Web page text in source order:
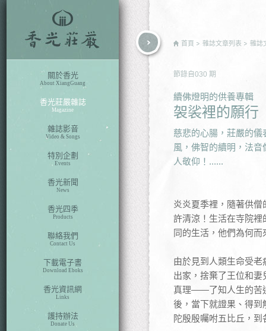
關於香光
About XiangGuang
香光莊嚴雜誌
Magazine
雜誌影音
Video & Songs
特別企劃
Events
香光新聞
News
香光四季
Products
聯絡我們
Contact Us
下載電子書
Download Eboks
香光資訊網
Links
護持辦法
Donate Us
首頁 雜誌文章列表 雜誌
節錄自 030 期
續佛燈明的供養專輯
袈裟裡的願行
慈悲的心腸，莊嚴的
風，佛智的續明，法
人敬仰！......
炎炎夏季裡，隨著供
許清涼！生活在寺院
同的生活，他們為何
由於見到人類生命受
出家，捨棄了王位和
真理——了知人生的苦
後，當下就證果、得
陀殷殷囑咐五比丘，